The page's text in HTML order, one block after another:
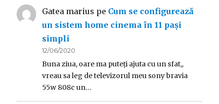
Gatea marius pe Cum se configurează
un sistem home cinema în 11 pași
simpli
12/06/2020
Buna ziua, oare ma puteți ajuta cu un sfat,,
vreau sa leg de televizorul meu sony bravia
55w 808c un…